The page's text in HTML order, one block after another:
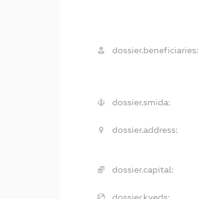
dossier.beneficiaries:
dossier.smida:
dossier.address:
dossier.capital: